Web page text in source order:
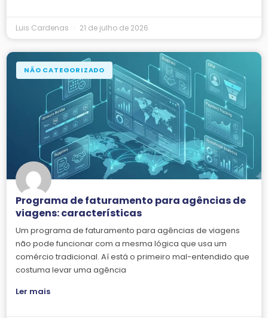
Luis Cardenas 21 de julho de 2026
NÃO CATEGORIZADO
Programa de faturamento para agências de
viagens: características
Um programa de faturamento para agências de viagens
não pode funcionar com a mesma lógica que usa um
comércio tradicional. Aí está o primeiro mal-entendido que
costuma levar uma agência
Ler mais